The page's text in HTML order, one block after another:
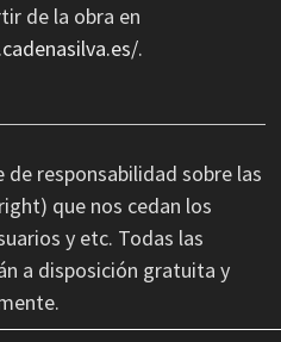
de la obra en
.
responsabilidad sobre las
que nos cedan los
y etc. Todas las
a disposición gratuita y